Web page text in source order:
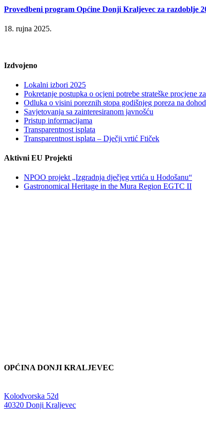
Provedbeni program Općine Donji Kraljevec za razdoblje
18. rujna 2025.
Izdvojeno
Lokalni izbori 2025
Pokretanje postupka o ocjeni potrebe strateške procjene
Odluka o visini poreznih stopa godišnjeg poreza na
Savjetovanja sa zainteresiranom javnošću
Pristup informacijama
Transparentnost isplata
Transparentnost isplata – Dječji vrtić Ftiček
Aktivni EU Projekti
NPOO projekt „Izgradnja dječjeg vrtića u Hodošanu“
Gastronomical Heritage in the Mura Region EGTC II
OPĆINA DONJI KRALJEVEC
Kolodvorska 52d
40320 Donji Kraljevec